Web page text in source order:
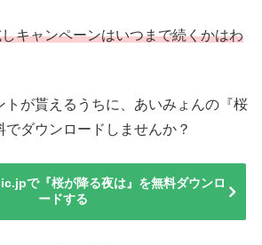
キャンペーンはいつまで続くかはわ
トが貰えるうちに、あいみょんの『桜
でダウンロードしませんか？
で『桜が降る夜は』を無料ダウンロ
ードする